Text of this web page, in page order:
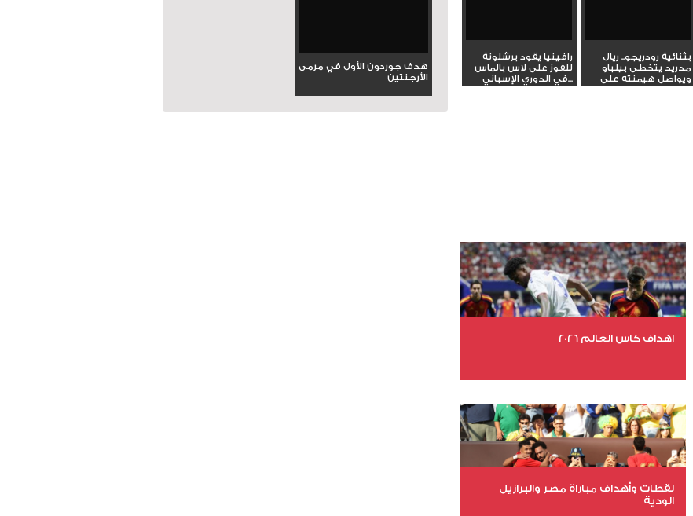
بثنائية رودريجو.. ريال
مدريد يتخطى بيلباو
ويواصل هيمنته على
صدارة...
رافينيا يقود برشلونة
للفوز على لاس بالماس
في الدوري الإسباني...
اهداف كاس العالم 2026
عدد المشاهدات 1983
لقطات وأهداف مباراة مصر والبرازيل
الودية
هدف جوردون الأول في مرمى
الأرجنتين